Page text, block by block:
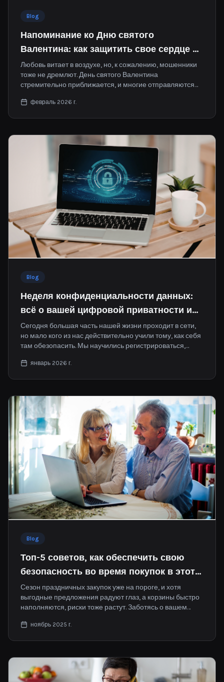
Blog
Напоминание ко Дню святого
Валентина: как защитить свое сердце и
свой кошелек
Любовь витает в воздухе, но, к сожалению, мошенники
тоже не дремлют. День святого Валентина
стремительно приближается, и многие отправляются
Обещание близости кажется искренним, но иногда за
февраль 2026 г.
Blog
Неделя конфиденциальности данных:
всё о вашей цифровой приватности и
способах взять её под контроль
Сегодня большая часть нашей жизни проходит в сети,
но мало кого из нас действительно учили тому, как себя
там обезопасить. Мы научились регистрироваться,
но не тому, как замедлиться и задуматься о том, чем
январь 2026 г.
Blog
Топ-5 советов, как обеспечить свою
безопасность во время покупок в этот
праздничный сезон
Сезон праздничных закупок уже на пороге, и хотя
выгодные предложения радуют глаз, а корзины быстро
наполняются, риски тоже растут. Заботясь о вашем
по безопасности, которые помогут защитить вашу
ноябрь 2025 г.